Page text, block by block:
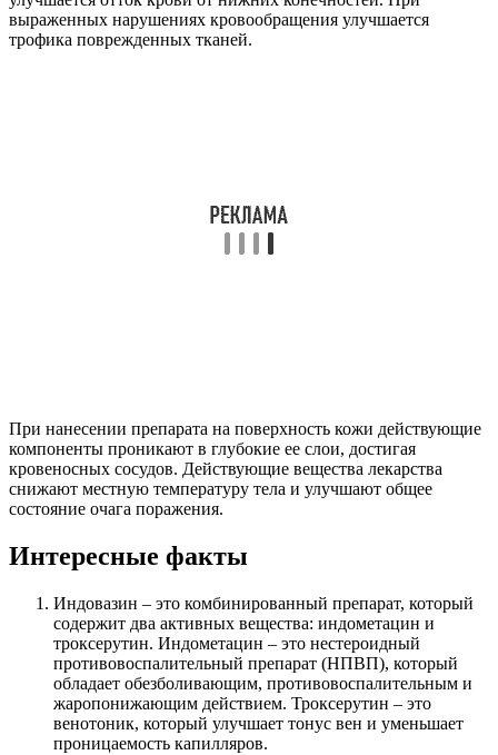
выраженных нарушениях кровообращения улучшается
трофика поврежденных тканей.
При нанесении препарата на поверхность кожи действующие
компоненты проникают в глубокие ее слои, достигая
кровеносных сосудов. Действующие вещества лекарства
снижают местную температуру тела и улучшают общее
состояние очага поражения.
Интересные факты
Индовазин – это комбинированный препарат, который
содержит два активных вещества: индометацин и
троксерутин. Индометацин – это нестероидный
противовоспалительный препарат (НПВП), который
обладает обезболивающим, противовоспалительным и
жаропонижающим действием. Троксерутин – это
венотоник, который улучшает тонус вен и уменьшает
проницаемость капилляров.